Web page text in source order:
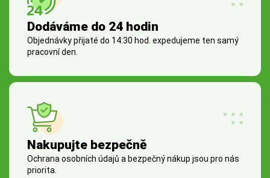
Dodáváme do 24 hodin
Objednávky přijaté do 14:30 hod. expedujeme ten samý
pracovní den.
Nakupujte bezpečně
Ochrana osobních údajů a bezpečný nákup jsou pro nás
priorita.